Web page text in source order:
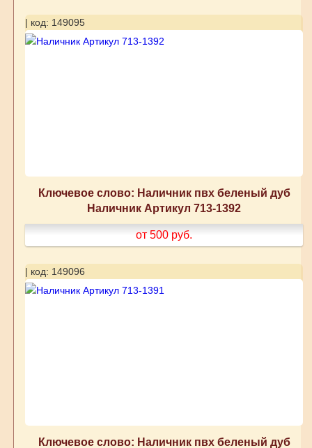
| код: 149095
Ключевое слово: Наличник пвх беленый дуб
Наличник Артикул 713-1392
от 500 руб.
| код: 149096
Ключевое слово: Наличник пвх беленый дуб